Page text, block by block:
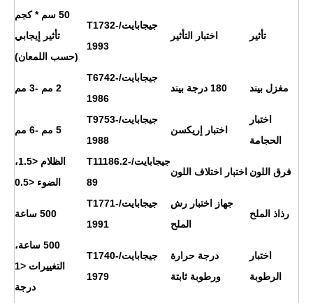
تأثير اختبار التأثير
جيجابايت/T1732-
1993
50 سم * كجم
تأثير إيجابي
(حسب اللمعان)
مغزل بيند 180 درجة بيند
جيجابايت/T6742-
1986
2 مم -3 مم
اختبار
الحجامة
اختبار إريكسن
جيجابايت/T9753-
1988
5 مم -6 مم
فرق اللون اختبار اختلاف اللون
جيجابايت/T11186.2-
89
الظلام <1.5،
الضوء <0.5
رذاذ الملح
جهاز اختبار رش
الملح
جيجابايت/T1771-
1991
500 ساعة
اختبار
الرطوبة
درجة حرارة
ورطوبة ثابتة
جيجابايت/T1740-
1979
500 ساعة،
التغييرات <1
درجة